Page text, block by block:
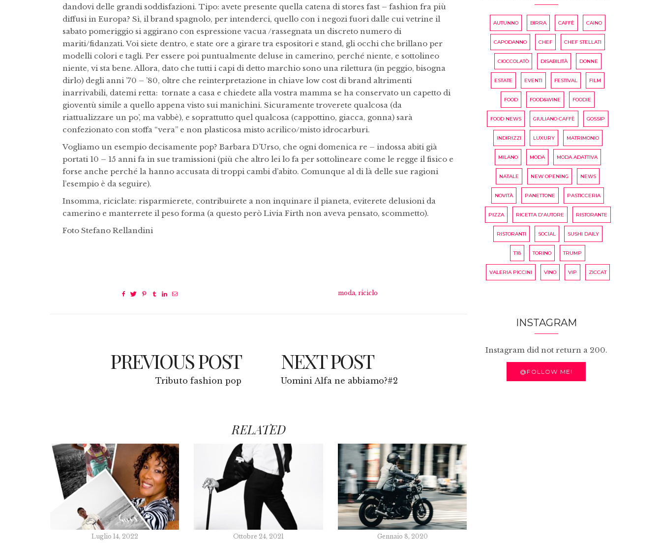
dandovi delle grandi soddisfazioni. Tipo: avete presente quella catena di stores fast – fashion fra più
diffusi in Europa? Sì, il brand spagnolo, per intenderci, quello con i negozi fuori dalle cui vetrine il
sabato pomeriggio si aggirano con espressione vacua /rassegnata un discreto numero di
mariti/fidanzati. Voi siete dentro, e state ore a girare tra espositori e stand, gli occhi che brillano per
modelli colori e tagli. Per essere poi puntualmente deluse in camerino, perché niente, e sottolineo
niente, vi sta bene. Allora, dato che tutti i capi di detto marchio sono una rilettura (in peggio, bisogna
dirlo) degli anni ’70 – ’80, oltre che reinterpretazione in chiave low cost di brand altrimenti
inarrivabili, datemi retta: tornate a casa e chiedete alla vostra mamma se ha conservato un capetto di
gioventù simile a quello appena visto sui manichini. Sicuramente troverete qualcosa (da
riattualizzare un po’, ma vabbè), e soprattutto quel qualcosa (cappottino, giacca, gonna) sarà
confezionato con stoffa “vera” e non plasticosa misto acrilico/misto idrocarburi.
Vogliamo un esempio decisamente pop? Barbara D’Urso, che ogni domenica re – indossa abiti già
portati 10 – 15 anni fa in sue tramissioni (più che altro lei lo fa per sottolineare come le regge il fisico e
forse anche perché la hanno accusata di troppi cambi d’abito. Comunque al di là delle sue ragioni
l’esempio è da seguire).
Insomma, riciclate: risparmierete, contribuirete a non inquinare il pianeta, eviterete delusioni da
camerino e manterrete il peso forma (a questo però Livia Firth non aveva pensato, scommetto).
Foto Stefano Rellandini
moda, riciclo
PREVIOUS POST
Tributo fashion pop
NEXT POST
Uomini Alfa ne abbiamo?#2
RELATED
Luglio 14, 2022 Ottobre 24, 2021 Gennaio 8, 2020
AUTUNNO BIRRA CAFFÈ CAINO
CAPODANNO CHEF CHEF STELLATI
CIOCCOLATÒ DISABILITÀ DONNE
ESTATE EVENTI FESTIVAL FILM
FOOD FOOD&WINE FOODIE
FOOD NEWS GIULIANO CAFFÈ GOSSIP
INDIRIZZI LUXURY MATRIMONIO
MILANO MODA MODA ADATTIVA
NATALE NEW OPENING NEWS
NOVITÀ PANETTONE PASTICCERIA
PIZZA RICETTA D'AUTORE RISTORANTE
RISTORANTI SOCIAL SUSHI DAILY
T18 TORINO TRUMP
VALERIA PICCINI VINO VIP ZICCAT
INSTAGRAM
Instagram did not return a 200.
@FOLLOW ME!